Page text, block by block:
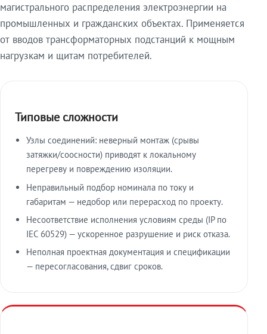
магистрального распределения электроэнергии на
промышленных и гражданских объектах. Применяется
от вводов трансформаторных подстанций к мощным
нагрузкам и щитам потребителей.
Типовые сложности
Узлы соединений: неверный монтаж (срывы
затяжки/соосности) приводят к локальному
перегреву и повреждению изоляции.
Неправильный подбор номинала по току и
габаритам — недобор или перерасход по проекту.
Несоответствие исполнения условиям среды (IP по
IEC 60529) — ускоренное разрушение и риск отказа.
Неполная проектная документация и спецификации
— пересогласования, сдвиг сроков.